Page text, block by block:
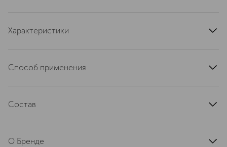
Характеристики
Способ применения
тонального крема или кончиков пальцев нанесите на
Состав
DIMETHICONE, DIMETHICONE, SILICA,
О Бренде